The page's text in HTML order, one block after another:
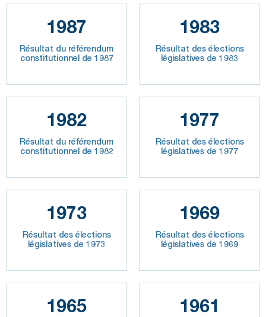
1987
Résultat du référendum
constitutionnel de 1987
1983
Résultat des élections
législatives de 1983
1982
Résultat du référendum
constitutionnel de 1982
1977
Résultat des élections
législatives de 1977
1973
Résultat des élections
législatives de 1973
1969
Résultat des élections
législatives de 1969
1965 1961